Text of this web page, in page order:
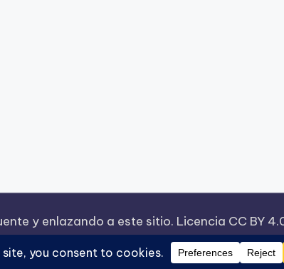
y enlazando a este sitio. Licencia CC BY